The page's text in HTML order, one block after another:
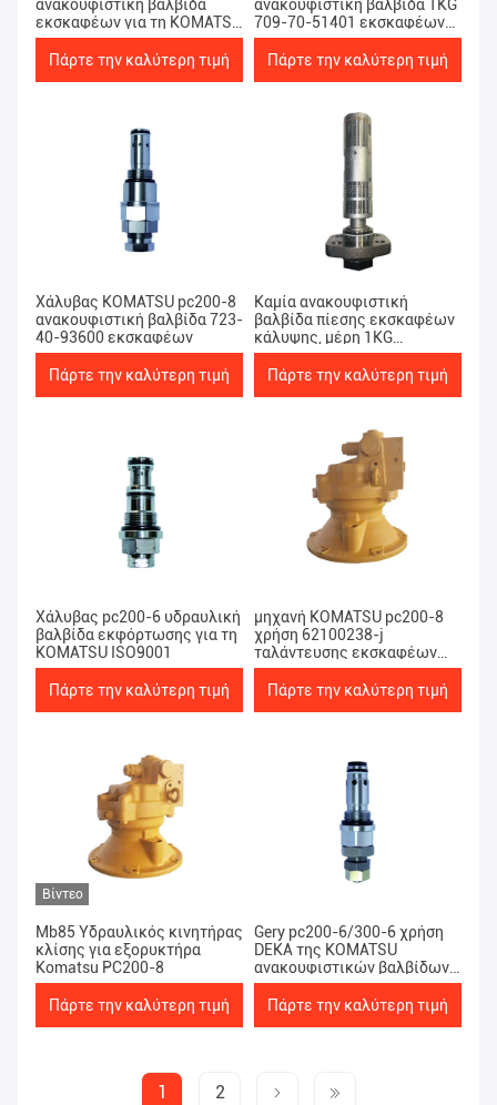
ανακουφιστική βαλβίδα
εκσκαφέων για τη KOMATSU
pc200-7 DEKA
Πάρτε την καλύτερη τιμή
ανακουφιστική βαλβίδα 1KG
709-70-51401 εκσκαφέων
χάλυβα
Πάρτε την καλύτερη τιμή
Χάλυβας KOMATSU pc200-8
ανακουφιστική βαλβίδα 723-
40-93600 εκσκαφέων
Πάρτε την καλύτερη τιμή
Καμία ανακουφιστική
βαλβίδα πίεσης εκσκαφέων
κάλυψης, μέρη 1KG
KOMATSU Pc200
Πάρτε την καλύτερη τιμή
Χάλυβας pc200-6 υδραυλική
βαλβίδα εκφόρτωσης για τη
KOMATSU ISO9001
Πάρτε την καλύτερη τιμή
μηχανή KOMATSU pc200-8
χρήση 62100238-j
ταλάντευσης εκσκαφέων
28Mpa MB85
Πάρτε την καλύτερη τιμή
Βίντεο
Mb85 Υδραυλικός κινητήρας
κλίσης για εξορυκτήρα
Komatsu PC200-8
Πάρτε την καλύτερη τιμή
Gery pc200-6/300-6 χρήση
DEKA της KOMATSU
ανακουφιστικών βαλβίδων
εκσκαφέων
Πάρτε την καλύτερη τιμή
1 2